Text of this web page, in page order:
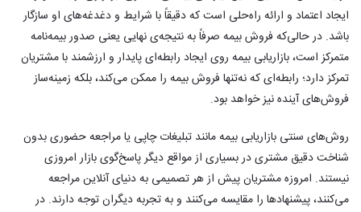
ایجاد اعتماد و ارائه راه‌حلی است که دقیقاً با شرایط و دغدغه‌های او سازگار
باشد. در حالی‌که فروش بیمه صرفاً به نتیجه‌ی نهایی یعنی صدور بیمه‌نامه
متمرکز است، بازاریابی بیمه روی ایجاد رابطه‌ای پایدار و ارزشمند با مشتریان
تمرکز دارد؛ رابطه‌ای که نه‌تنها فروش بیمه را ممکن می‌کند، بلکه زمینه‌ساز
فروش‌های آینده نیز خواهد بود.
روش‌های سنتی بازاریابی بیمه مانند تبلیغات چاپی یا مراجعه حضوری بدون
شناخت دقیق مشتری در بسیاری از مواقع دیگر پاسخ‌گوی بازار امروزی
نیستند. امروزه مشتریان پیش از هر تصمیمی به دنیای آنلاین مراجعه
می‌کنند، پیشنهادها را مقایسه می‌کنند و به تجربه دیگران توجه دارند. در